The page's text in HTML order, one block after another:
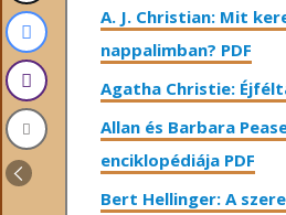
A. J. Christian: Mit
nappalimban? PDF
Agatha Christie:
Allan és Barbara
enciklopédiája PDF
Bert Hellinger: A